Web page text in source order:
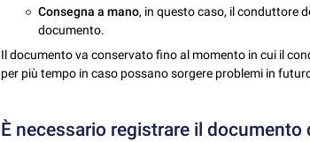
Consegna a mano, in questo caso, il conduttore
documento.
Il documento va conservato fino al momento in cui il
per più tempo in caso possano sorgere problemi in
È necessario registrare il